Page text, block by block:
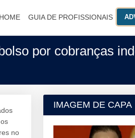
HOME GUIA DE PROFISSIONAIS
por cobranças
no
IMAGEM DE CAPA